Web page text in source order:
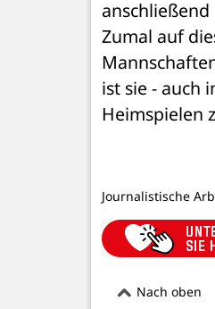
Zumal auf
ist sie - auch
Heimspielen
Journalistische
Nach oben